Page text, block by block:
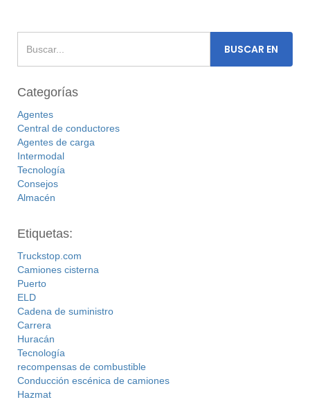
Categorías
Agentes
Central de conductores
Agentes de carga
Intermodal
Tecnología
Consejos
Almacén
Etiquetas:
Truckstop.com
Camiones cisterna
Puerto
ELD
Cadena de suministro
Carrera
Huracán
Tecnología
recompensas de combustible
Conducción escénica de camiones
Hazmat